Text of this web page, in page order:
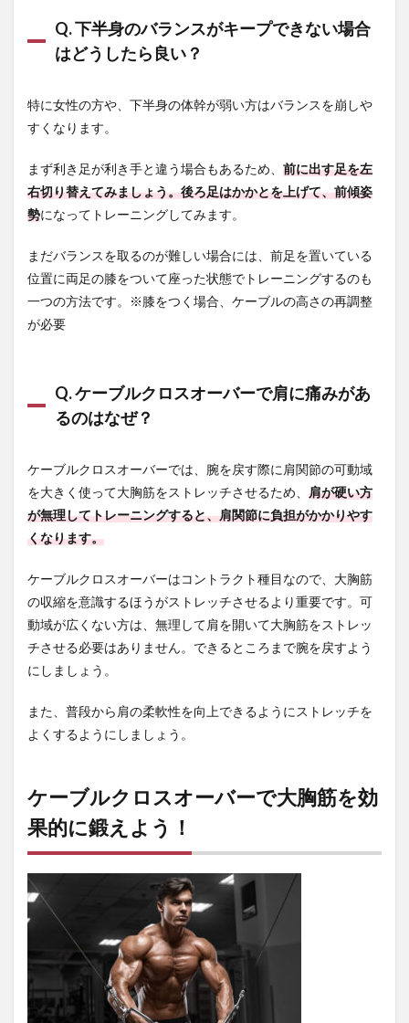
Q. 下半身のバランスがキープできない場合
はどうしたら良い？
特に女性の方や、下半身の体幹が弱い方はバランスを崩しや
すくなります。
まず利き足が利き手と違う場合もあるため、 前に出す足を左
右切り替えてみましょう。後ろ足はかかとを上げて、前傾姿
勢になってトレーニングしてみます。
まだバランスを取るのが難しい場合には、前足を置いている
位置に両足の膝をついて座った状態でトレーニングするのも
一つの方法です。※膝をつく場合、ケーブルの高さの再調整
が必要
Q. ケーブルクロスオーバーで肩に痛みがあ
るのはなぜ？
ケーブルクロスオーバーでは、腕を戻す際に肩関節の可動域
を大きく使って大胸筋をストレッチさせるため、 肩が硬い方
が無理してトレーニングすると、肩関節に負担がかかりやす
くなります。
ケーブルクロスオーバーはコントラクト種目なので、大胸筋
の収縮を意識するほうがストレッチさせるより重要です。可
動域が広くない方は、無理して肩を開いて大胸筋をストレッ
チさせる必要はありません。できるところまで腕を戻すよう
にしましょう。
また、普段から肩の柔軟性を向上できるようにストレッチを
よくするようにしましょう。
ケーブルクロスオーバーで大胸筋を効
果的に鍛えよう！